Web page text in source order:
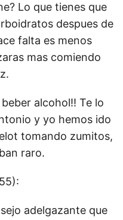
Lo que tienes que
despues de
falta es menos
mas comiendo
alcohol!! Te lo
y yo hemos ido
tomando zumitos,
raro.
adelgazante que